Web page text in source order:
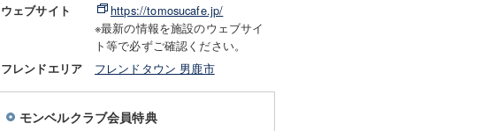
ウェブサイト
https://tomosucafe.jp/
※最新の情報を施設のウェブサイ
ト等で必ずご確認ください。
フレンドエリア フレンドタウン 男鹿市
モンベルクラブ会員特典